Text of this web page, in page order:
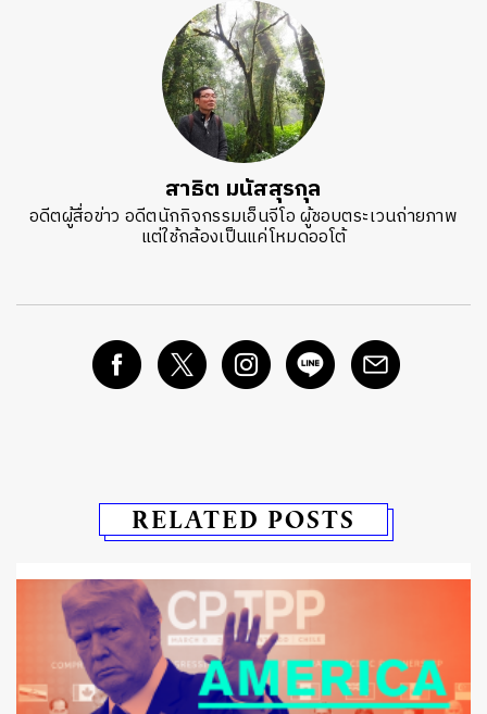
สาธิต มนัสสุรกุล
อดีตผู้สื่อข่าว อดีตนักกิจกรรมเอ็นจีโอ ผู้ชอบตระเวนถ่ายภาพ
แต่ใช้กล้องเป็นแค่โหมดออโต้
RELATED POSTS